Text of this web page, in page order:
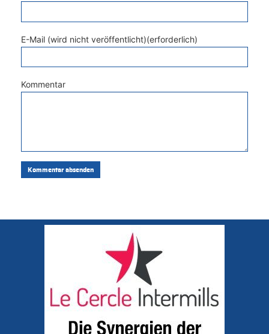
E-Mail (wird nicht veröffentlicht)(erforderlich)
Kommentar